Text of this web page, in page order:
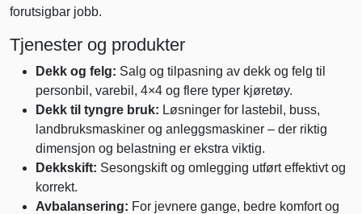
forutsigbar jobb.
Tjenester og produkter
Dekk og felg: Salg og tilpasning av dekk og felg til
personbil, varebil, 4×4 og flere typer kjøretøy.
Dekk til tyngre bruk: Løsninger for lastebil, buss,
landbruksmaskiner og anleggsmaskiner – der riktig
dimensjon og belastning er ekstra viktig.
Dekkskift: Sesongskift og omlegging utført effektivt og
korrekt.
Avbalansering: For jevnere gange, bedre komfort og